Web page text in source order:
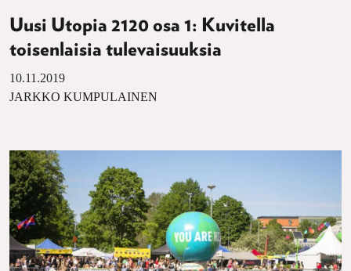
Uusi Utopia 2120 osa 1: Kuvitella
toisenlaisia tulevaisuuksia
10.11.2019
JARKKO KUMPULAINEN